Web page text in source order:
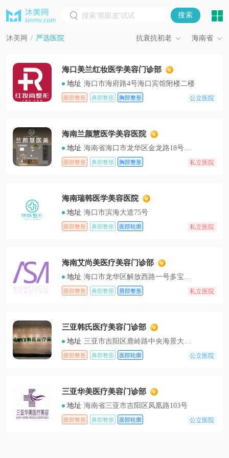
沐美网 / 严选医院 抗衰抗初老 海南省
海口美兰红妆医学美容门诊部
地址 海口市海府路4号海口宾馆附楼二楼
眼部整形 鼻部整形 胸部整形 公立医院
海南兰颜慧医学美容医院
地址 海南省海口市龙华区金龙路18号（温州大厦）
眼部整形 鼻部整形 胸部整形 私立医院
海南瑞韩医学美容医院
地址 海口市滨海大道75号
眼部整形 鼻部整形 面部轮廓 私立医院
海南艾尚美医疗美容门诊部
地址 海口市龙华区解放西路一号多宝利商场4楼
眼部整形 鼻部整形 唇部整形 私立医院
三亚韩氏医疗美容门诊部
地址 三亚市吉阳区鹿岭路中央海景大道5-1号商铺
眼部整形 鼻部整形 面部轮廓 公立医院
三亚华美医疗美容门诊部
地址 海南省三亚市吉阳区凤凰路103号
眼部整形 鼻部整形 面部轮廓 公立医院